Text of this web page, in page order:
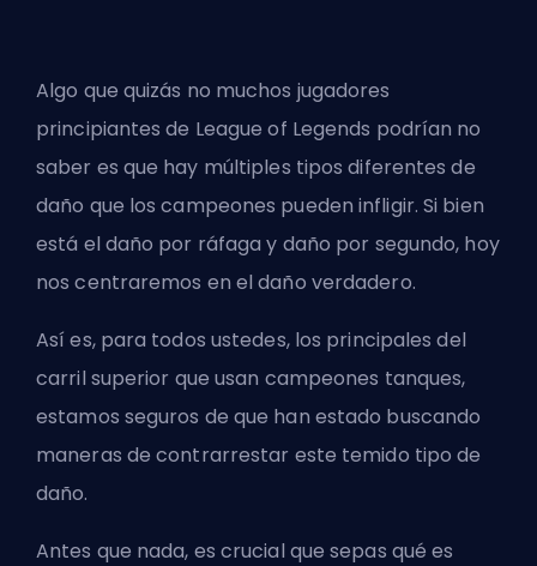
Algo que quizás no muchos jugadores
principiantes de League of Legends podrían no
saber es que hay múltiples tipos diferentes de
daño que loscampeones pueden infligir. Si bien
está el daño por ráfaga y daño por segundo, hoy
nos centraremos en el daño verdadero.
Así es, para todos ustedes, los principales del
carril superior que usan campeones tanques,
estamos seguros de que han estado buscando
maneras de contrarrestar este temido tipo de
daño.
Antes que nada, es crucial que sepas qué es